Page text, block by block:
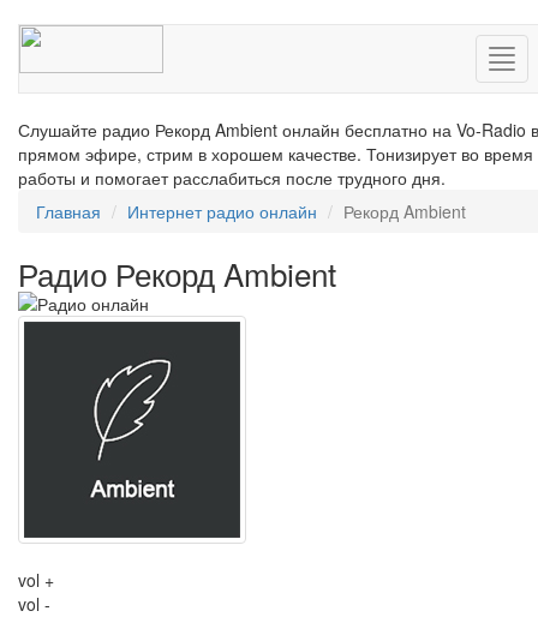
Слушайте радио Рекорд Ambient онлайн бесплатно на Vo-Radio в
прямом эфире, стрим в хорошем качестве. Тонизирует во время
работы и помогает расслабиться после трудного дня.
Главная
Интернет радио онлайн Рекорд Ambient
Радио Рекорд Ambient
vol +
vol -